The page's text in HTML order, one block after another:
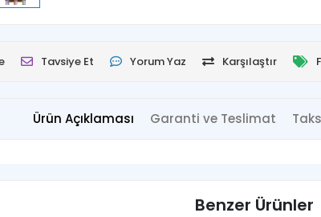
Tavsiye Et Yorum Yaz Karşılaştır
Ürün Açıklaması Garanti ve Teslimat
Benzer Ürünler